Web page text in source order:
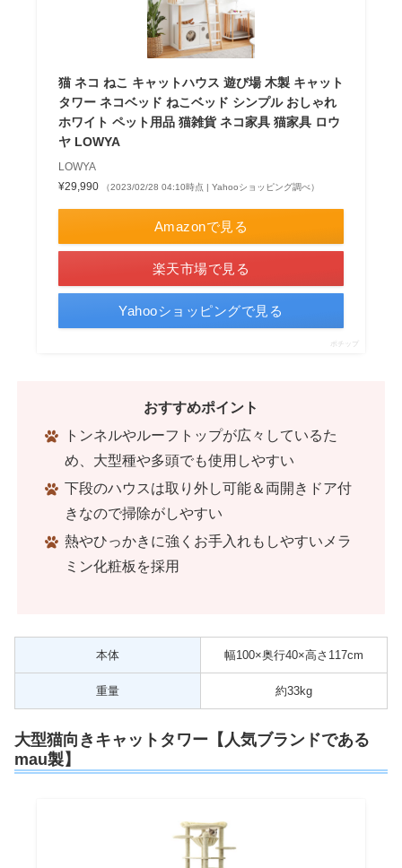
猫 ネコ ねこ キャットハウス 遊び場 木製 キャット
タワー ネコベッド ねこベッド シンプル おしゃれ
ホワイト ペット用品 猫雑貨 ネコ家具 猫家具 ロウ
ヤ LOWYA
LOWYA
¥29,990
（2023/02/28 04:10時点 | Yahooショッピング調べ）
Amazonで見る
楽天市場で見る
Yahooショッピングで見る
ポチップ
おすすめポイント
トンネルやルーフトップが広々しているた
め、大型種や多頭でも使用しやすい
下段のハウスは取り外し可能＆両開きドア付
きなので掃除がしやすい
熱やひっかきに強くお手入れもしやすいメラ
ミン化粧板を採用
本体 幅100×奥行40×高さ117cm
重量 約33kg
大型猫向きキャットタワー【人気ブランドである
mau製】